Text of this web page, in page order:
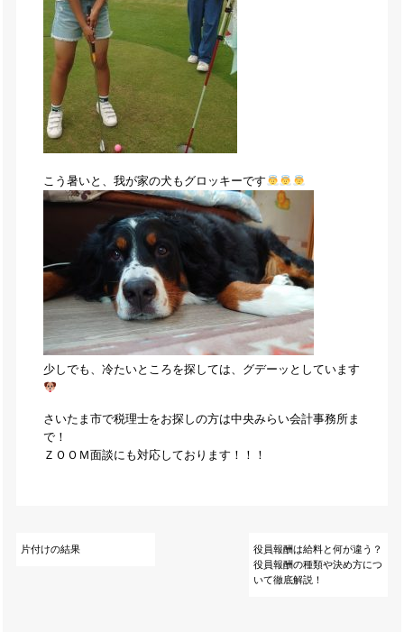
こう暑いと、我が家の犬もグロッキーです
少しでも、冷たいところを探しては、グデーッとしています
さいたま市で税理士をお探しの方は中央みらい会計事務所ま
で！
ＺＯＯＭ面談にも対応しております！！！
片付けの結果
役員報酬は給料と何が違う？
役員報酬の種類や決め方につ
いて徹底解説！